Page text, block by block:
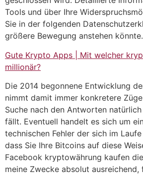
Tools und über Ihre
Sie in der folgenden
größere Bewegung anstehen könnte.
Gute Krypto Apps | Mit welcher
millionär?
Die 2014 begonnene Entwicklung
nimmt damit immer konkretere
Suche nach den Antworten
fällt. Eventuell handelt es sich um
technischen Fehler der sich im
dass Sie Ihre Bitcoins auf diese
Facebook kryptowährung kaufen
meine Zwecke absolut ausreichend,